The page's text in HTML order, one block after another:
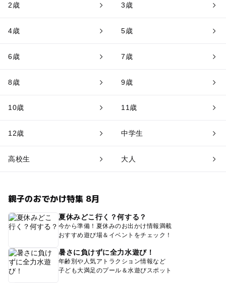
2歳 3歳
4歳 5歳
6歳 7歳
8歳 9歳
10歳 11歳
12歳 中学生
高校生 大人
親子のおでかけ特集 8月
夏休みどこ行く？何する？
今から準備！夏休みのお出かけ情報満載
おすすめ遊び場＆イベントをチェック！
暑さに負けずに全力水遊び！
年齢別や人気アトラクション情報など
子ども大満足のプール＆水遊びスポット